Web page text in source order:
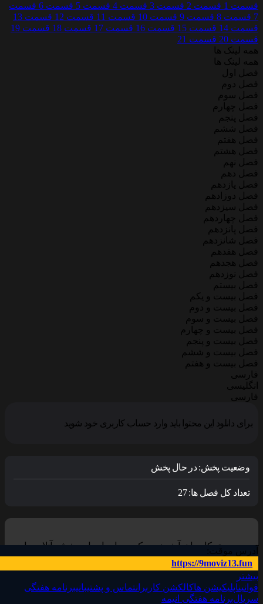
قسمت 1 قسمت 2 قسمت 3 قسمت 4 قسمت 5 قسمت 6
قسمت
7 قسمت 8 قسمت 9 قسمت 10 قسمت 11 قسمت 12
قسمت 13
قسمت 14
قسمت 15 قسمت 16 قسمت 17 قسمت 18
قسمت 19
قسمت 20
قسمت 21
همه لینک ها
همه لینک ها
فصل اول
فصل دوم
فصل سوم
فصل چهارم
فصل پنجم
فصل ششم
فصل هفتم
فصل هشتم
فصل نهم
فصل دهم
فصل یازدهم
فصل دوزادهم
فصل سیزدهم
فصل چهاردهم
فصل پانزدهم
فصل شانزدهم
فصل هفدهم
فصل هجدهم
فصل نوزدهم
فصل بیستم
فصل بیست و یکم
فصل بیست و دوم
فصل بیست و سوم
فصل بیست و چهارم
فصل بیست و پنجم
فصل بیست و ششم
فصل بیست و هفتم
فارسی
انگلیسی
فارسی
برای دانلود این محتوا باید وارد حساب کاربری خود شوید
وضعیت پخش:در حال پخش
تعداد کل فصل ها:27
کاربران آیفون و مک ، برای اجرای پخش آنلاین باید
نرم افزار VLC Player را بر روی دستگاه خود نصب
کنند, سپس گزینه پخش آنلاین را در مرورگر سافاری
انتخاب نمایید.
برای دانلود و اجرای فیلم ها پیشنهاد می شود در
آدرس موقت:
https://9moviz13.fun
بیشتر
قوانیناپلیکیشن هاکالکشن کاربرانتماس و پشتیبانیبرنامه هفتگی
سریال‌برنامه هفتگی انیمه